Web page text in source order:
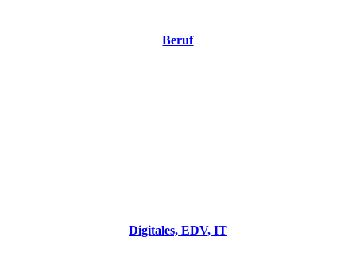
Beruf
Digitales, EDV, IT